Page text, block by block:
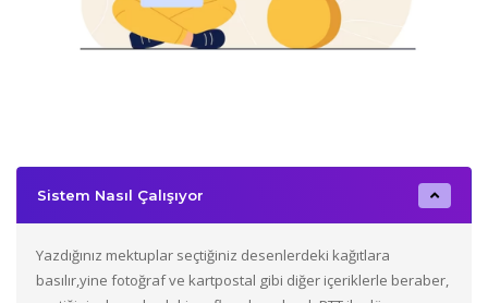
Sistem Nasıl Çalışıyor
Yazdığınız mektuplar seçtiğiniz desenlerdeki kağıtlara
basılır,yine fotoğraf ve kartpostal gibi diğer içeriklerle beraber,